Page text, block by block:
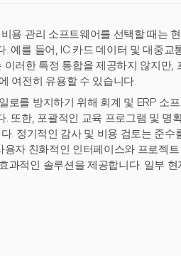
용 관리 소프트웨어를 선택할 때는
. 예를 들어, IC 카드 데이터 및 대중
이러한 특정 통합을 제공하지 않지만
여전히 유용할 수 있습니다.
로를 방지하기 위해 회계 및 ERP 소
. 또한, 포괄적인 교육 프로그램 및
. 정기적인 감사 및 비용 검토는 준
용자 친화적인 인터페이스와 프로젝
과적인 솔루션을 제공합니다. 일부